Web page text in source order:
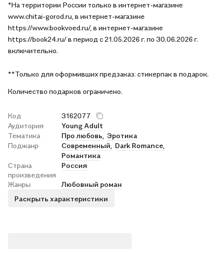
*На территории России только в интернет-магазине
www.chitai-gorod.ru, в интернет-магазине
https://www.bookvoed.ru/, в интернет-магазине
https://book24.ru/ в период с 21.05.2026 г. по 30.06.2026 г.
включительно.
**Только для оформивших предзаказ: стикерпак в подарок.
Количество подарков ограничено.
Код
3162077
Аудитория
Young Adult
Тематика
Про любовь, Эротика
Поджанр
Современный,
Dark Romance,
Романтика
Страна
произведения
Россия
Жанры
Любовный роман
Раскрыть характеристики